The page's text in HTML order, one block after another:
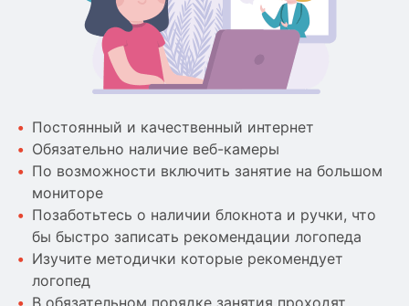
Постоянный и качественный интернет
Обязательно наличие веб-камеры
По возможности включить занятие на большом
мониторе
Позаботьтесь о наличии блокнота и ручки, что
бы быстро записать рекомендации логопеда
Изучите методички которые рекомендует
логопед
В обязательном порядке занятия проходят